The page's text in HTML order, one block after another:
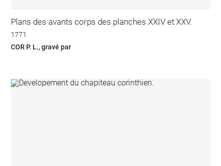
Plans des avants corps des planches XXIV et XXV.
1771
COR P. L., gravé par